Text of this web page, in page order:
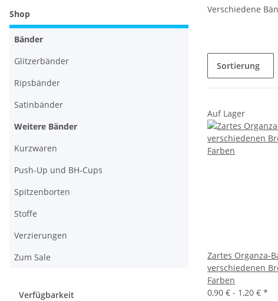
Verschiedene
Sortierung
Auf Lager
Zartes Organza-
verschiedenen
Farben
0,90 € - 1,20 € *
Shop
Bänder
Glitzerbänder
Ripsbänder
Satinbänder
Weitere Bänder
Kurzwaren
Push-Up und BH-Cups
Spitzenborten
Stoffe
Verzierungen
Zum Sale
Verfügbarkeit